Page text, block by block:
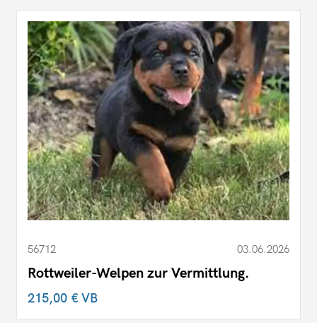
56712 03.06.2026
Rottweiler-Welpen zur Vermittlung.
215,00 €VB